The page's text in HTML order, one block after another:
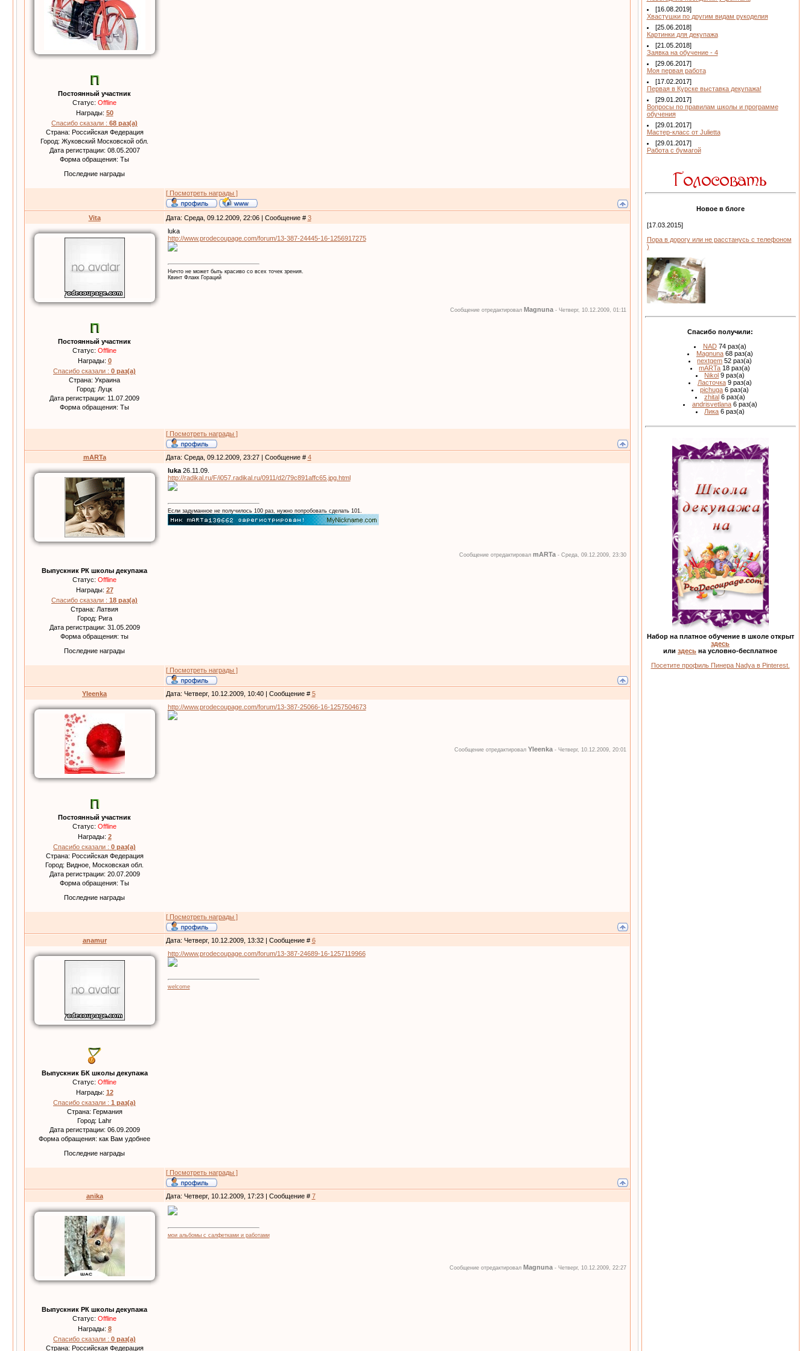
Постоянный участник
Статус: Offline
Награды: 50
Спасибо сказали : 68 раз(а)
Страна: Российская Федерация
Город: Жуковский Московской обл.
Дата регистрации: 08.05.2007
Форма обращения: Ты
Последние награды
[ Посмотреть награды ]
Vita Дата: Среда, 09.12.2009, 22:06 | Сообщение # 3
Постоянный участник
Статус: Offline
Награды: 0
Спасибо сказали : 0 раз(а)
Страна: Украина
Город: Луцк
Дата регистрации: 11.07.2009
Форма обращения: Ты
luka
http://www.prodecoupage.com/forum/13-387-24445-16-1256917275
Ничто не может быть красиво со всех точек зрения.
Квинт Флакк Гораций
Сообщение отредактировал Magnuna- Четверг, 10.12.2009, 01:11
[ Посмотреть награды ]
mARTa Дата: Среда, 09.12.2009, 23:27 | Сообщение # 4
Выпускник РК школы декупажа
Статус: Offline
Награды: 27
Спасибо сказали : 18 раз(а)
Страна: Латвия
Город: Рига
Дата регистрации: 31.05.2009
Форма обращения: ты
Последние награды
luka26.11.09.
http://radikal.ru/F/i057.radikal.ru/0911/d2/79c891affc65.jpg.html
Если задуманное не получилось 100 раз, нужно попробовать сделать 101.
Сообщение отредактировал mARTa- Среда, 09.12.2009, 23:30
[ Посмотреть награды ]
Yleenka Дата: Четверг, 10.12.2009, 10:40 | Сообщение # 5
Постоянный участник
Статус: Offline
Награды: 2
Спасибо сказали : 0 раз(а)
Страна: Российская Федерация
Город: Видное, Московская обл.
Дата регистрации: 20.07.2009
Форма обращения: Ты
Последние награды
http://www.prodecoupage.com/forum/13-387-25066-16-1257504673
Сообщение отредактировал Yleenka- Четверг, 10.12.2009, 20:01
[ Посмотреть награды ]
anamur Дата: Четверг, 10.12.2009, 13:32 | Сообщение # 6
Выпускник БК школы декупажа
Статус: Offline
Награды: 12
Спасибо сказали : 1 раз(а)
Страна: Германия
Город: Lahr
Дата регистрации: 06.09.2009
Форма обращения: как Вам удобнее
Последние награды
http://www.prodecoupage.com/forum/13-387-24689-16-1257119966
welcome
[ Посмотреть награды ]
anika Дата: Четверг, 10.12.2009, 17:23 | Сообщение # 7
Выпускник РК школы декупажа
Статус: Offline
Награды: 8
Спасибо сказали : 0 раз(а)
Страна: Российская Федерация
мои альбомы с салфетками и работами
Сообщение отредактировал Magnuna- Четверг, 10.12.2009, 22:27
[16.08.2019]
Хвастушки по другим видам рукоделия
[25.06.2018]
Картинки для декупажа
[21.05.2018]
Заявка на обучение - 4
[29.06.2017]
Моя первая работа
[17.02.2017]
Первая в Курске выставка декупажа!
[29.01.2017]
Вопросы по правилам школы и программе
обучения
[29.01.2017]
Мастер-класс от Julietta
[29.01.2017]
Работа с бумагой
Новое в блоге
[17.03.2015]
Пора в дорогу или не расстанусь с телефоном
)
Спасибо получили:
NAD74 раз(а)
Magnuna68 раз(а)
nextgem 52 раз(а)
mARTa 18 раз(а)
Nikol 9 раз(а)
Ласточка9 раз(а)
pichuga 6 раз(а)
zhital 6 раз(а)
andrisvetlana6 раз(а)
Лика 6 раз(а)
Набор на платное обучение в школе открыт
здесь
или здесь на условно-бесплатное
Посетите профиль Пинера Nadya в Pinterest.